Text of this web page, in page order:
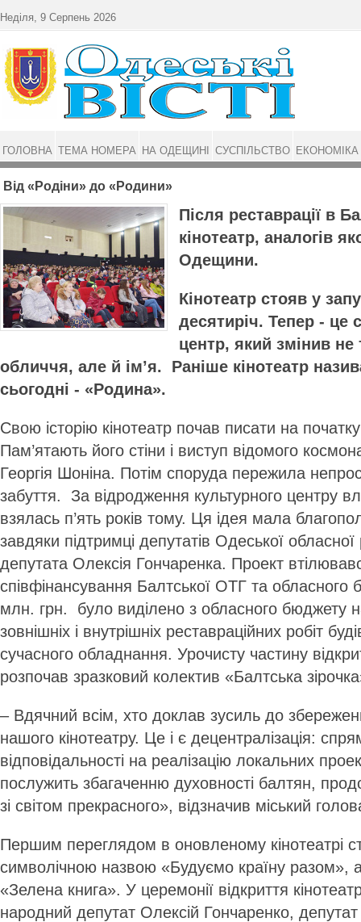
Від «Родіни» до «Родини»
Після реставрації в
кінотеатр, аналогів
Одещини.
Кінотеатр стояв у
десятиріч. Тепер - це
центр, який змінив не
обличчя, але й ім’я. Раніше кінотеатр
сьогодні - «Родина».
Свою історію кінотеатр почав писати на
Пам’ятають його стіни і виступ відомого
Георгія Шоніна. Потім споруда пережила
забуття. За відродження культурного центру
взялась п’ять років тому. Ця ідея мала
завдяки підтримці депутатів Одеської
депутата Олексія Гончаренка. Проект
співфінансування Балтської ОТГ та
млн. грн. було виділено з обласного бюджету
зовнішніх і внутрішніх реставраційних робіт
сучасного обладнання. Урочисту частину
розпочав зразковий колектив «Балтська
– Вдячний всім, хто доклав зусиль до
нашого кінотеатру. Це і є децентралізація:
відповідальності на реалізацію локальних
послужить збагаченню духовності балтян,
зі світом прекрасного», відзначив міський
Першим переглядом в оновленому кінотеатрі
символічною назвою «Будуємо країну разом»,
«Зелена книга». У церемонії відкриття
народний депутат Олексій Гончаренко,
Неділя, 9 Серпень 2026
ГОЛОВНА ТЕМА НОМЕРА НА ОДЕЩИНІ СУСПІЛЬСТВО ЕКОНОМІКА